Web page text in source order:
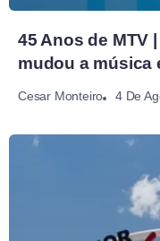
45 Anos de MTV
mudou a música
Cesar Monteiro 4 De